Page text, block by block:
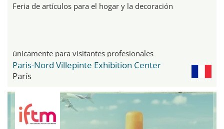
Feria de artículos para el hogar y la decoración
únicamente para visitantes profesionales
Paris-Nord Villepinte Exhibition Center
París